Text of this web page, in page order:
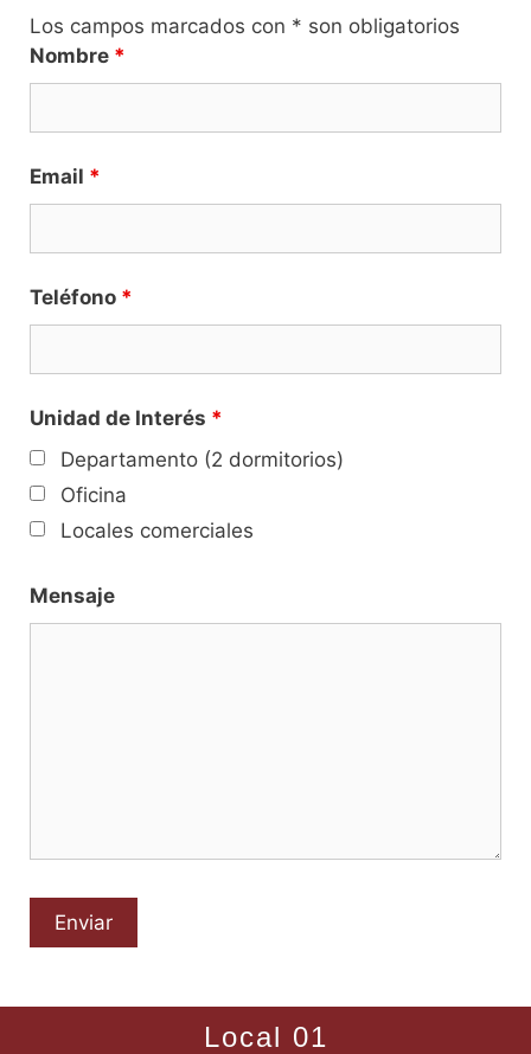
Los campos marcados con * son obligatorios
Nombre *
Email *
Teléfono *
Unidad de Interés *
Departamento (2 dormitorios)
Oficina
Locales comerciales
Mensaje
Local 01